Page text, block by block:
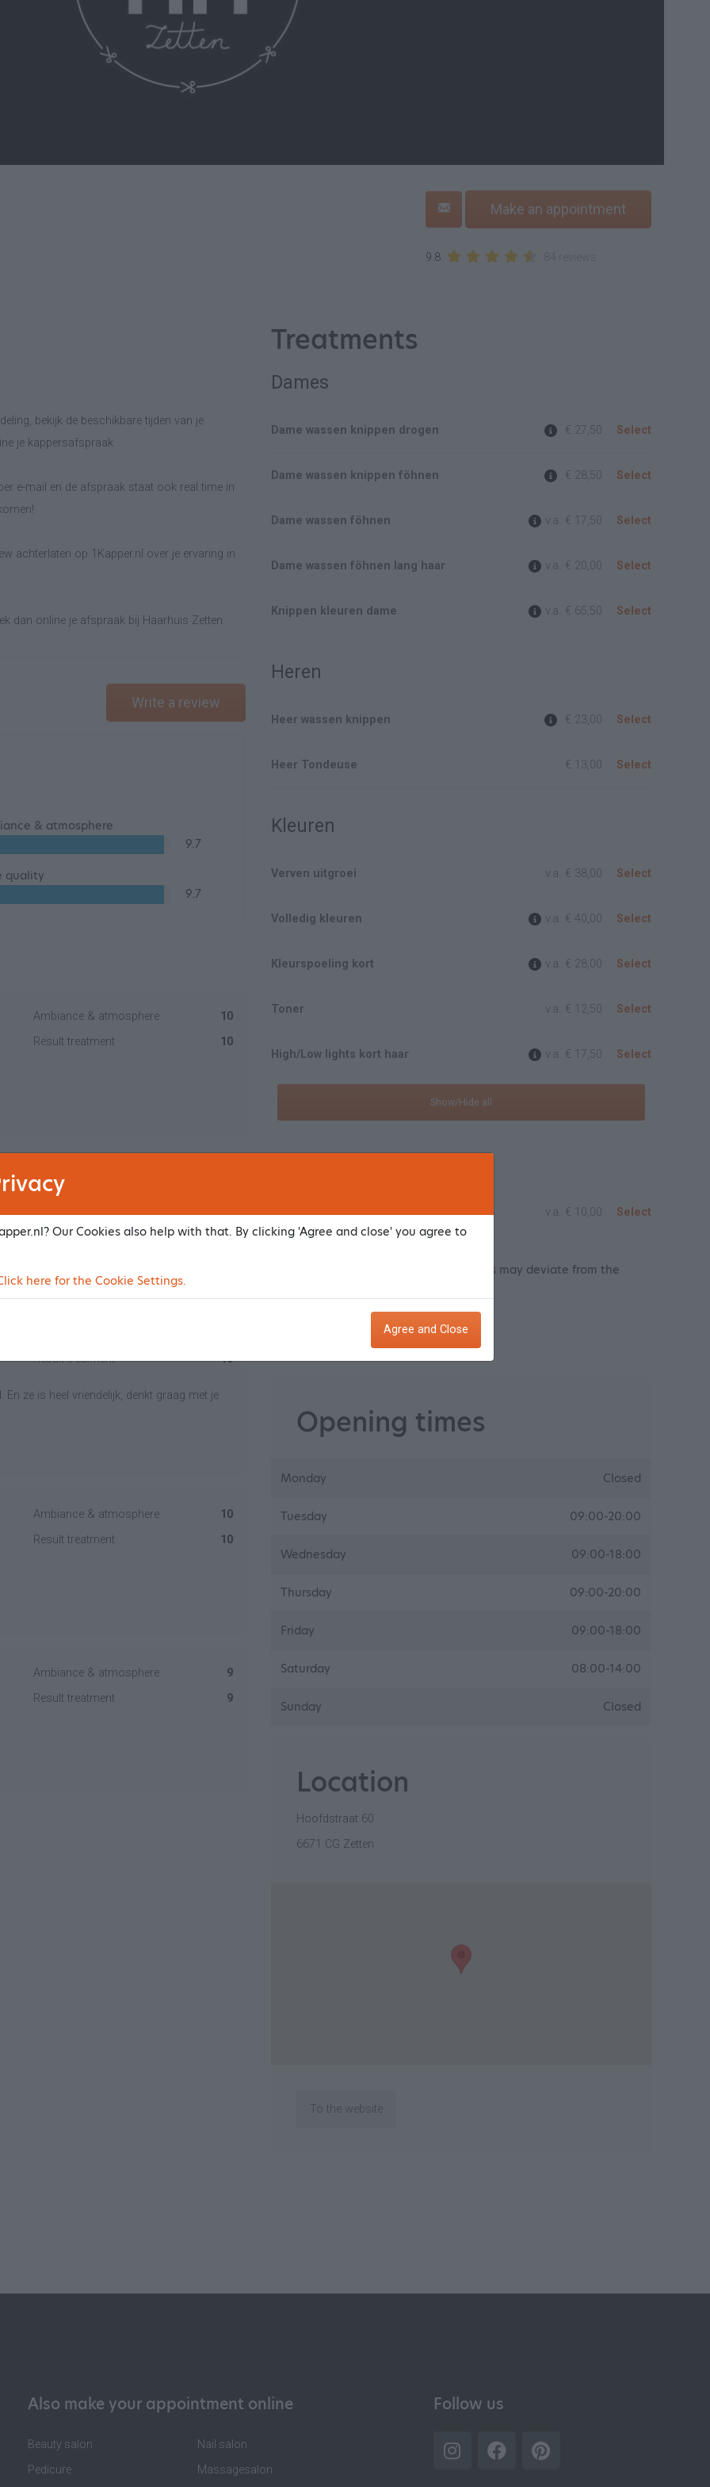
Make an appointment
9.8
bekijk de beschikbare tijden van je
je kappersafspraak.
e-mail en de afspraak staat ook real time in
achterlaten op 1Kapper.nl over je ervaring in
dan online je afspraak bij Haarhuis Zetten.
Write a review
& atmosphere
9.7
quality
9.7
Ambiance & atmosphere
10
Result treatment 10
Result treatment
Result treatment 10
ze is heel vriendelijk, denkt graag met je
Ambiance & atmosphere
10
Result treatment 10
Ambiance & atmosphere
9
Result treatment 9
Treatments
Dames
Dame wassen knippen drogen € 27,50 Select
Dame wassen knippen föhnen € 28,50 Select
Dame wassen föhnen v.a. € 17,50 Select
Dame wassen föhnen lang haar v.a. € 20,00 Select
Knippen kleuren dame v.a. € 65,50 Select
Heren
Heer wassen knippen € 23,00 Select
Heer Tondeuse € 13,00 Select
Kleuren
Verven uitgroei v.a. € 38,00 Select
Volledig kleuren v.a. € 40,00 Select
Kleurspoeling kort v.a. € 28,00 Select
Toner v.a. € 12,50 Select
High/Low lights kort haar v.a. € 17,50 Select
Show/Hide all
Knippen kids&jongeren v.a. € 10,00 Select
These are indicative prices, these prices may deviate from the
Make an appointment
Opening times
Monday Closed
Tuesday 09:00-20:00
Wednesday 09:00-18:00
Thursday 09:00-20:00
Friday 09:00-18:00
Saturday 08:00-14:00
Sunday Closed
Location
Hoofdstraat 60
6671 CG Zetten
To the website
Also make your appointment online
Beauty salon
Pedicure
Nail salon
Massagesalon
Follow us
Our Cookies also help with that. By clicking 'Agree and close' you agree to
here for the Cookie Settings.
Agree and Close